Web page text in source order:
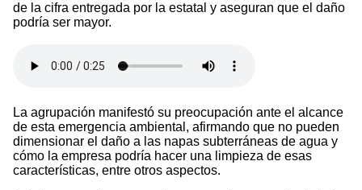
de la cifra entregada por la estatal y aseguran que el daño
podría ser mayor.
La agrupación manifestó su preocupación ante el alcance
de esta emergencia ambiental, afirmando que no pueden
dimensionar el daño a las napas subterráneas de agua y
cómo la empresa podría hacer una limpieza de esas
características, entre otros aspectos.